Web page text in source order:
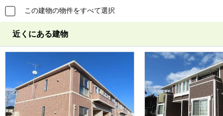
この建物の物件をすべて選択
近くにある建物